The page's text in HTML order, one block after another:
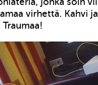
virhettä. Kahvi